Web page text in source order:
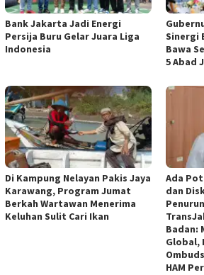
Bank Jakarta Jadi Energi
Persija Buru Gelar Juara Liga
Indonesia
Sinergi
Bawa
5 Abad
Di Kampung Nelayan Pakis Jaya
Karawang, Program Jumat
Berkah Wartawan Menerima
Keluhan Sulit Cari Ikan
Ada
dan
Badan:
Global,
HAM